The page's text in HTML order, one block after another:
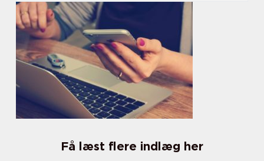
Få læst flere indlæg her